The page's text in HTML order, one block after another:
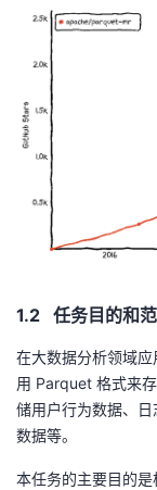
证实
验
的
收
藏
持建
议
1.2 任务目的和
在大数据分析领域
用 Parquet 格式来
储用户行为数据、
数据等。
本任务的主要目的是